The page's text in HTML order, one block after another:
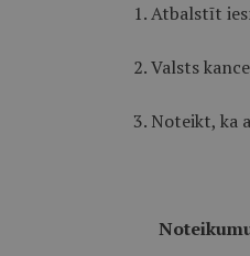
1. Atbalstīt
2. Valsts
3. Noteikt, ka